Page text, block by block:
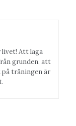
livet! Att laga
grunden, att
träningen är